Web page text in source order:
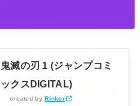
鬼滅の刃 1 (ジャンプコミ
ックスDIGITAL)
created byRinker